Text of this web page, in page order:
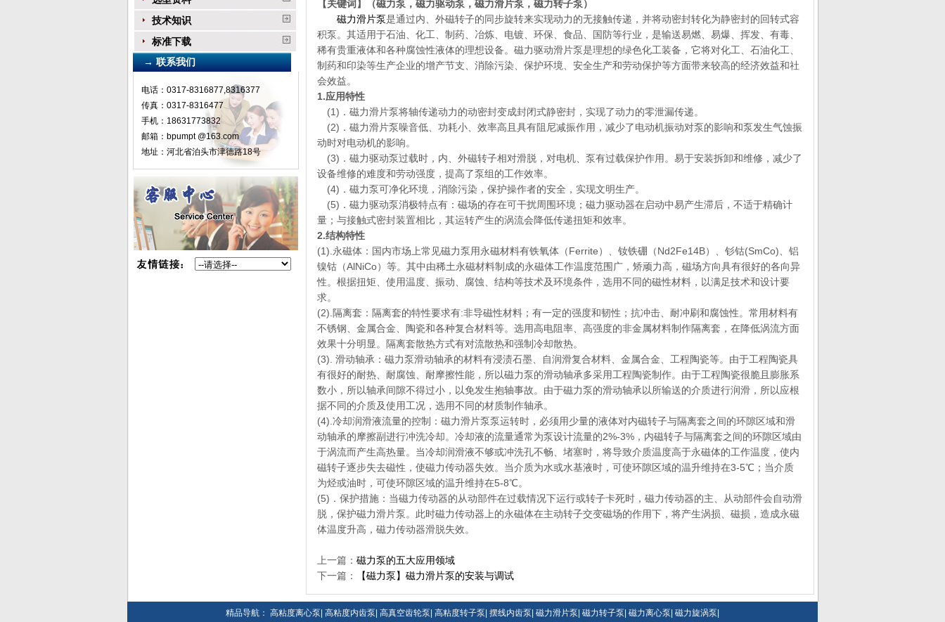
技术知识
标准下载
→ 联系我们
电话：0317-8316877,8316377
传真：0317-8316477
手机：18631773832
邮箱：bpumpt @163.com
地址：河北省泊头市津德路18号
【关键词】（磁力泵，磁力驱动泵，磁力滑片泵，磁力转子泵）
磁力滑片泵是通过内、外磁转子的同步旋转来实现动力的无接触传递，并将动密封转化为静密封的回转式容
积泵。其适用于石油、化工、制药、冶炼、电镀、环保、食品、国防等行业，是输送易燃、易爆、挥发、有毒、
稀有贵重液体和各种腐蚀性液体的理想设备。磁力驱动滑片泵是理想的绿色化工装备，它将对化工、石油化工、
制药和印染等生产企业的增产节支、消除污染、保护环境、安全生产和劳动保护等方面带来较高的经济效益和社
会效益。
1.应用特性
(1)．磁力滑片泵将轴传递动力的动密封变成封闭式静密封，实现了动力的零泄漏传递。
(2)．磁力滑片泵噪音低、功耗小、效率高且具有阻尼减振作用，减少了电动机振动对泵的影响和泵发生气蚀振
动时对电动机的影响。
(3)．磁力驱动泵过载时，内、外磁转子相对滑脱，对电机、泵有过载保护作用。易于安装拆卸和维修，减少了
设备维修的难度和劳动强度，提高了泵组的工作效率。
(4)．磁力泵可净化环境，消除污染，保护操作者的安全，实现文明生产。
(5)．磁力驱动泵消极特点有：磁场的存在可干扰周围环境；磁力驱动器在启动中易产生滞后，不适于精确计
量；与接触式密封装置相比，其运转产生的涡流会降低传递扭矩和效率。
2.结构特性
(1).永磁体：国内市场上常见磁力泵用永磁材料有铁氧体（Ferrite）、钕铁硼（Nd2Fe14B）、钐钴(SmCo)、铝
镍钴（AlNiCo）等。其中由稀土永磁材料制成的永磁体工作温度范围广，矫顽力高，磁场方向具有很好的各向异
性。根据扭矩、使用温度、振动、腐蚀、结构等技术及环境条件，选用不同的磁性材料，以满足技术和设计要
求。
(2).隔离套：隔离套的特性要求有:非导磁性材料；有一定的强度和韧性；抗冲击、耐冲刷和腐蚀性。常用材料有
不锈钢、金属合金、陶瓷和各种复合材料等。选用高电阻率、高强度的非金属材料制作隔离套，在降低涡流方面
效果十分明显。隔离套散热方式有对流散热和强制冷却散热。
(3). 滑动轴承：磁力泵滑动轴承的材料有浸渍石墨、自润滑复合材料、金属合金、工程陶瓷等。由于工程陶瓷具
有很好的耐热、耐腐蚀、耐摩擦性能，所以磁力泵的滑动轴承多采用工程陶瓷制作。由于工程陶瓷很脆且膨胀系
数小，所以轴承间隙不得过小，以免发生抱轴事故。由于磁力泵的滑动轴承以所输送的介质进行润滑，所以应根
据不同的介质及使用工况，选用不同的材质制作轴承。
(4).冷却润滑液流量的控制：磁力滑片泵泵运转时，必须用少量的液体对内磁转子与隔离套之间的环隙区域和滑
动轴承的摩擦副进行冲洗冷却。冷却液的流量通常为泵设计流量的2%-3%，内磁转子与隔离套之间的环隙区域由
于涡流而产生高热量。当冷却润滑液不够或冲洗孔不畅、堵塞时，将导致介质温度高于永磁体的工作温度，使内
磁转子逐步失去磁性，使磁力传动器失效。当介质为水或水基液时，可使环隙区域的温升维持在3-5℃；当介质
为烃或油时，可使环隙区域的温升维持在5-8℃。
(5)．保护措施：当磁力传动器的从动部件在过载情况下运行或转子卡死时，磁力传动器的主、从动部件会自动滑
脱，保护磁力滑片泵。此时磁力传动器上的永磁体在主动转子交变磁场的作用下，将产生涡损、磁损，造成永磁
体温度升高，磁力传动器滑脱失效。
上一篇： 磁力泵的五大应用领域
下一篇：
【磁力泵】磁力滑片泵的安装与调试
精品导航： 高粘度离心泵 高粘度内齿泵 高真空齿轮泵 高粘度转子泵 摆线内齿泵 磁力滑片泵 磁力转子泵 磁力离心泵 磁力旋涡泵